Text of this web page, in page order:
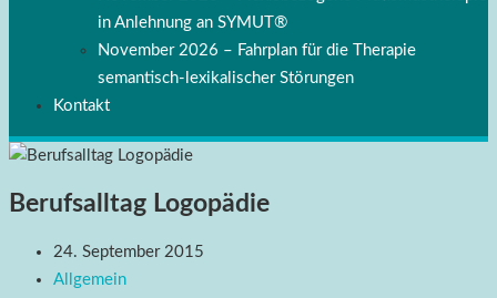
in Anlehnung an SYMUT®
November 2026 – Fahrplan für die Therapie
semantisch-lexikalischer Störungen
Kontakt
Berufsalltag Logopädie
24. September 2015
Allgemein